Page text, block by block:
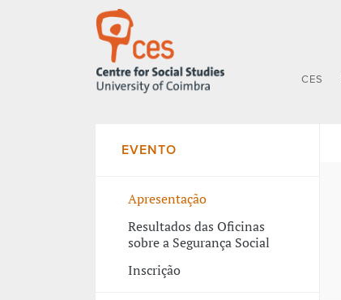
CES
EVENTO
Apresentação
Resultados das Oficinas
sobre a Segurança Social
Inscrição